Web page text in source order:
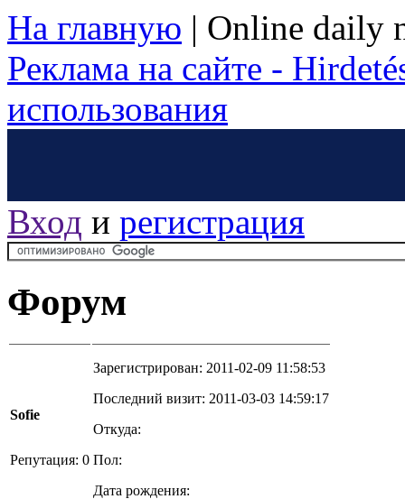
На главную | Online daily
Реклама на сайте -
использования
Вход и регистрация
Форум
Sofie
Репутация: 0
Зарегистрирован: 2011-02-09 11:58:53
Последний визит: 2011-03-03 14:59:17
Откуда:
Пол:
Дата рождения: